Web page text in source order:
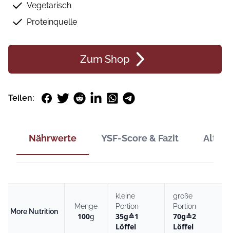
Vegetarisch
Proteinquelle
Zum Shop
Teilen: Facebook
TwitterRedditLinkedInWhatsApp
Telegram
Nährwerte YSF-Score & Fazit
More Nutrition
Menge
100g
kleine
Portion
35g≙1
Löffel
große
Portion
70g≙2
Löffel